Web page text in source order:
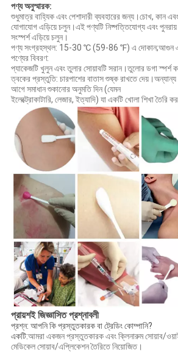
পণ্য অনুস্মারক:
শুধুমাত্র বাহ্যিক এবং পেশাদারী ব্যবহারের জন্য।চোখ, কান
যোগাযোগ এড়িয়ে চলুন।এই পণ্যটি নিষ্পত্তিযোগ্য এবং পুনরায়
সংস্পর্শ এড়িয়ে চলুন।
পণ্য সংগ্রহস্থল: 15-30 ℃ (59-86 ℉) এ দোকান;আগুন এবং
পণ্যের বিবরণ:
প্যাকেজটি খুলুন এবং তুলার সোয়াবটি সরান।তুলোর ডগা স্পর্শ
ত্বকের প্রস্তুতি: চারপাশের বাতাস শুষ্ক রাখতে দেয়।অন্যান্য
আগে সমাধান শুকানোর অনুমতি দিন (যেমন
ইলেক্ট্রোকাটারি, লেজার, ইত্যাদি) যা একটি খোলা শিখা তৈরি
প্রায়শই জিজ্ঞাসিত প্রশ্নাবলী
প্রশ্ন: আপনি কি প্রস্তুতকারক বা ট্রেডিং কোম্পানি?
একটি:আমরা একজন প্রস্তুতকারক এবং ক্লিনারুম সোয়াব/
মেডিকেল সোয়াব/এপ্লিকেশন তৈরিতে নিয়োজিত।